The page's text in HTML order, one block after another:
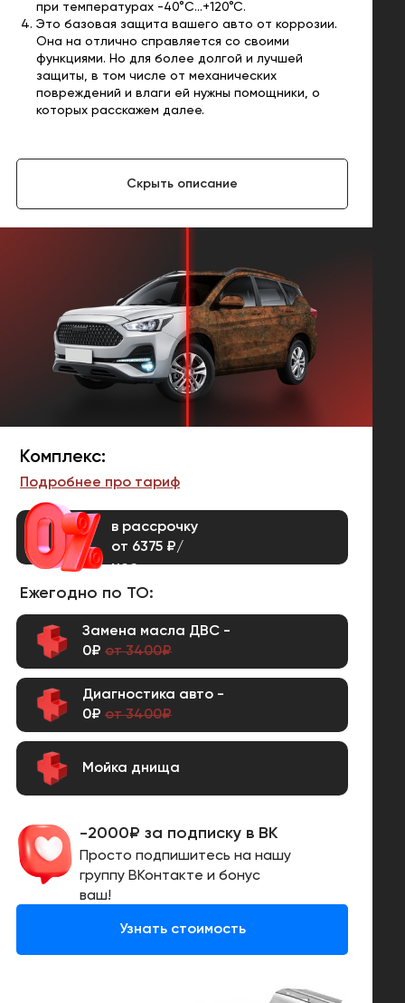
при температурах -40°C...+120°C.
Это базовая защита вашего авто от коррозии.
Она на отлично справляется со своими
функциями. Но для более долгой и лучшей
защиты, в том числе от механических
повреждений и влаги ей нужны помощники, о
которых расскажем далее.
Скрыть описание
-2000₽ за подписку в ВК
Просто подпишитесь на нашу
группу ВКонтакте и бонус
ваш!
Ежегодно по ТО:
Подробнее про тариф
Комплекс:
Узнать стоимость
Мойка днища
Диагностика авто -
0₽ от 3400₽
в рассрочку
от 6375 ₽/
мес.
Замена масла ДВС -
0₽ от 3400₽